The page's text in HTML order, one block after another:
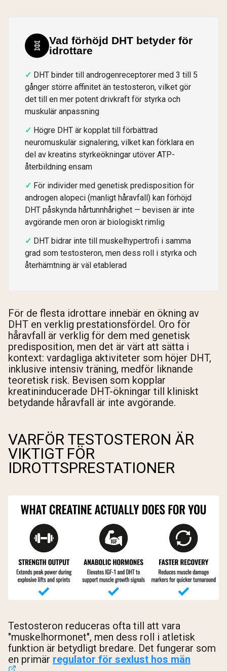
🧬
Vad förhöjd DHT betyder för
idrottare
DHT binder till androgenreceptorer med 3 till 5
gånger större affinitet än testosteron, vilket gör
det till en mer potent drivkraft för styrka och
muskulär anpassning
Högre DHT är kopplat till förbättrad
neuromuskulär signalering, vilket kan förklara en
del av kreatins styrkeökningar utöver ATP-
återbildning ensam
För individer med genetisk predisposition för
androgen alopeci (manligt håravfall) kan förhöjd
DHT påskynda hårtunnhårighet — bevisen är inte
avgörande men oron är biologiskt rimlig
DHT bidrar inte till muskelhypertrofi i samma
grad som testosteron, men dess roll i styrka och
återhämtning är väl etablerad
För de flesta idrottare innebär en ökning av
DHT en verklig prestationsfördel. Oro för
håravfall är verklig för dem med genetisk
predisposition, men det är värt att sätta i
kontext: vardagliga aktiviteter som höjer DHT,
inklusive intensiv träning, medför liknande
teoretisk risk. Bevisen som kopplar
kreatininducerade DHT-ökningar till kliniskt
betydande håravfall är inte avgörande.
VARFÖR TESTOSTERON ÄR
VIKTIGT FÖR
IDROTTSPRESTATIONER
Testosteron reduceras ofta till att vara
"muskelhormonet", men dess roll i atletisk
funktion är betydligt bredare. Det fungerar som
en primär regulator för sexlust hos män